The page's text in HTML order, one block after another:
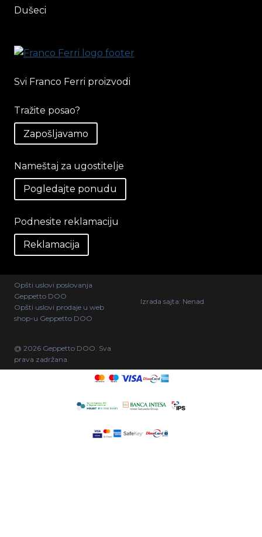
Dušeci
Svi Franco Ferri proizvodi
Tražite posao?
Zapošljavamo
Nameštaj za ugostitelje
Pogledajte ponudu
Podnesite reklamaciju
Reklamacija
Opšti uslovi poslovanja
Geppetto DOO
Opšti uslovi prodaje u web
shop-u Geppetto DOO
Izrada sajta: Nenad
@ 2026 Geppetto DOO. Sva
prava zadržana.